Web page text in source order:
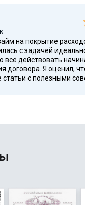
историй
поэтому я спокойно
на покрытие
с задачей
всё действовать
договора. Я оценил,
статьи с полезными
никаких